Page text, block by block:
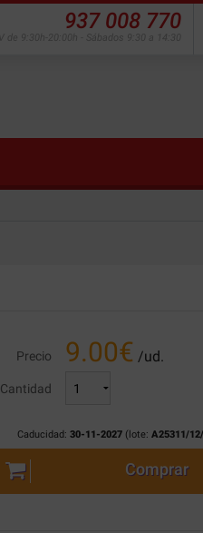
937 008 770
Precio 9.00€ /ud.
Cantidad
Caducidad:30-11-2027 (lote:A25311/
Comprar